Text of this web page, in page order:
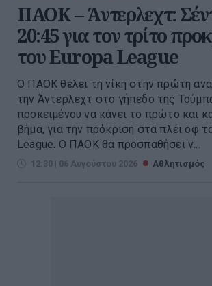
ΠΑΟΚ – Άντερλεχτ:
20:45 για τον τρίτο
του Europa League
Ο ΠΑΟΚ θέλει τη νίκη στην πρώτη
την Άντερλεχτ στο γήπεδο της
προκειμένου να κάνει το πρώτο και
βήμα, για την πρόκριση στα πλέι οφ
League. Ο ΠΑΟΚ θα προσπαθήσει ν...
12:30 | 06 Αυγούστου 2026 Αθλητισμός